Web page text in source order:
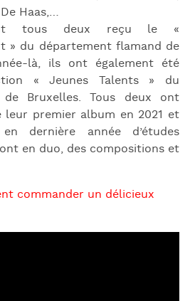
Haas,…
tous deux reçu le «
» du département flamand de
là, ils ont également été
« Jeunes Talents » du
de Bruxelles. Tous deux ont
leur premier album en 2021 et
dernière année d’études
en duo, des compositions et
commander un délicieux